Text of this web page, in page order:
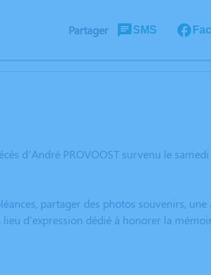
Partager SMS
d’André PROVOOST survenu le
partager des photos souvenirs,
d'expression dédié à honorer la